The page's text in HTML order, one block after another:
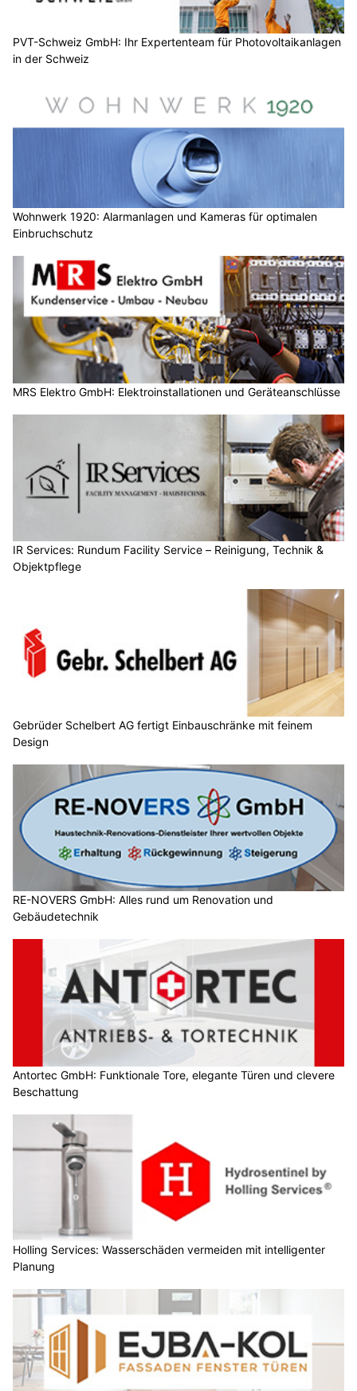
PVT-Schweiz GmbH: Ihr Expertenteam für Photovoltaikanlagen
in der Schweiz
Wohnwerk 1920: Alarmanlagen und Kameras für optimalen
Einbruchschutz
MRS Elektro GmbH: Elektroinstallationen und Geräteanschlüsse
IR Services: Rundum Facility Service – Reinigung, Technik &
Objektpflege
Gebrüder Schelbert AG fertigt Einbauschränke mit feinem
Design
RE-NOVERS GmbH: Alles rund um Renovation und
Gebäudetechnik
Antortec GmbH: Funktionale Tore, elegante Türen und clevere
Beschattung
Holling Services: Wasserschäden vermeiden mit intelligenter
Planung